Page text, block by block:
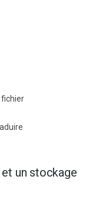
fichier
un stockage